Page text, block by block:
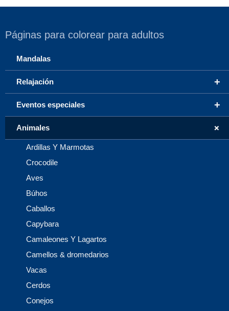
Páginas para colorear para adultos
Mandalas
+
Relajación
+
Eventos especiales
+
Animales
Ardillas Y Marmotas
Crocodile
Aves
Búhos
Caballos
Capybara
Camaleones Y Lagartos
Camellos & dromedarios
Vacas
Cerdos
Conejos